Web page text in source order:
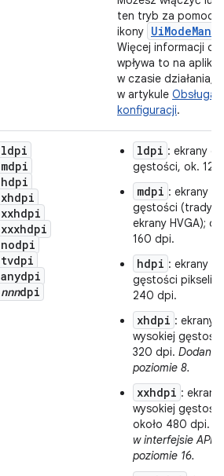
ten tryb za pomocą
ikony
Więcej informacji o
wpływa to na
w czasie działania,
w artykule Obsługa
konfiguracji.
ldpi
mdpi
hdpi
xhdpi
xxhdpi
xxxhdpi
nodpi
tvdpi
anydpi
nnndpi
ldpi : ekrany o
gęstości, ok.
mdpi : ekrany o
gęstości
ekrany HVGA);
160 dpi.
hdpi : ekrany o
gęstości pikseli,
240 dpi.
xhdpi : ekrany
wysokiej
320 dpi. Dodano
poziomie 8.
xxhdpi :
wysokiej
około 480 dpi.
w interfejsie API
poziomie 16.